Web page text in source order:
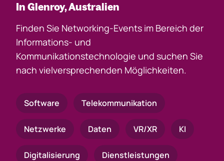
In Glenroy, Australien
Finden Sie Networking-Events im Bereich der
Informations- und
Kommunikationstechnologie und suchen Sie
nach vielversprechenden Möglichkeiten.
Software Telekommunikation
Netzwerke Daten VR/XR KI
Digitalisierung Dienstleistungen